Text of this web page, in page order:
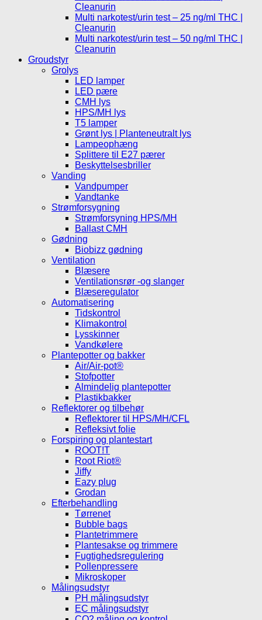
Cleanurin
Multi narkotest/urin test – 25 ng/ml THC |
Cleanurin
Multi narkotest/urin test – 50 ng/ml THC |
Cleanurin
Groudstyr
Grolys
LED lamper
LED pære
CMH lys
HPS/MH lys
T5 lamper
Grønt lys | Planteneutralt lys
Lampeophæng
Splittere til E27 pærer
Beskyttelsesbriller
Vanding
Vandpumper
Vandtanke
Strømforsygning
Strømforsyning HPS/MH
Ballast CMH
Gødning
Biobizz gødning
Ventilation
Blæsere
Ventilationsrør -og slanger
Blæseregulator
Automatisering
Tidskontrol
Klimakontrol
Lysskinner
Vandkølere
Plantepotter og bakker
Air/Air-pot®
Stofpotter
Almindelig plantepotter
Plastikbakker
Reflektorer og tilbehør
Reflektorer til HPS/MH/CFL
Refleksivt folie
Forspiring og plantestart
ROOT!T
Root Riot®
Jiffy
Eazy plug
Grodan
Efterbehandling
Tørrenet
Bubble bags
Plantetrimmere
Plantesakse og trimmere
Fugtighedsregulering
Pollenpressere
Mikroskoper
Målingsudstyr
PH målingsudstyr
EC målingsudstyr